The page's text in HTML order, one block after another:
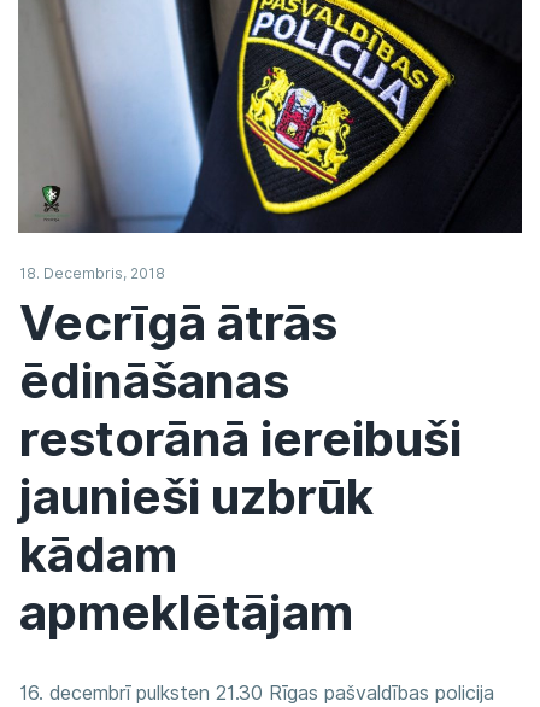
18. Decembris, 2018
Vecrīgā ātrās
ēdināšanas
restorānā iereibuši
jaunieši uzbrūk
kādam
apmeklētājam
16. decembrī pulksten 21.30 Rīgas pašvaldības policija